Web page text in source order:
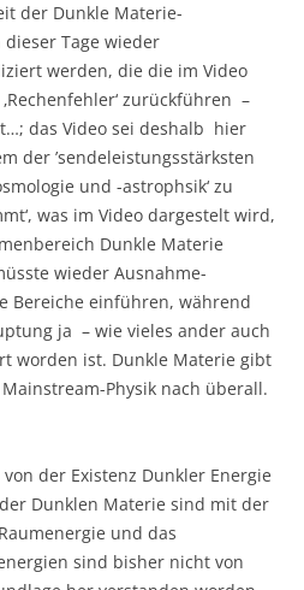
der Dunkle Materie-
Tage wieder
werden, die die im Video
zurückführen –
das Video sei deshalb hier
der ’sendeleistungsstärksten
und -astrophsik‘ zu
was im Video dargestelt wird,
Dunkle Materie
wieder Ausnahme-
Bereiche einführen, während
ja – wie vieles ander auch
worden ist. Dunkle Materie gibt
Physik nach überall.
der Existenz Dunkler Energie
Dunklen Materie sind mit der
und das
sind bisher nicht von